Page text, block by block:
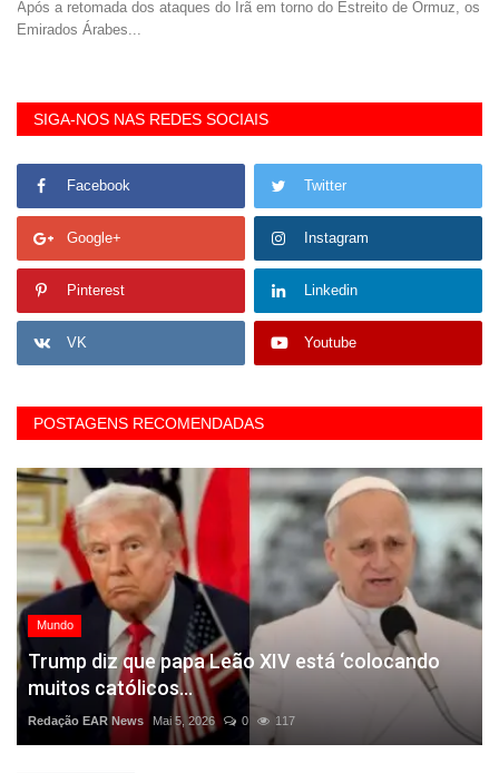
Após a retomada dos ataques do Irã em torno do Estreito de Ormuz, os
Emirados Árabes...
SIGA-NOS NAS REDES SOCIAIS
Facebook Twitter
Google+ Instagram
Pinterest Linkedin
VK Youtube
POSTAGENS RECOMENDADAS
Mundo
Trump diz que papa Leão XIV está ‘colocando
muitos católicos...
Redação EAR News Mai 5, 2026 0 117